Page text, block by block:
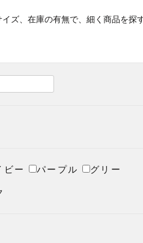
ズ、在庫の有無で、細く商品を探
ビー パープル グリー